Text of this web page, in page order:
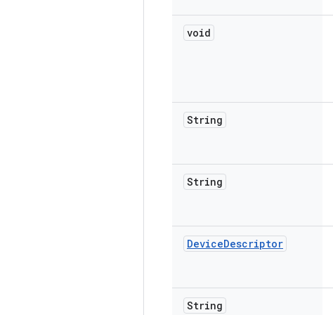
void
String
String
DeviceDescriptor
String